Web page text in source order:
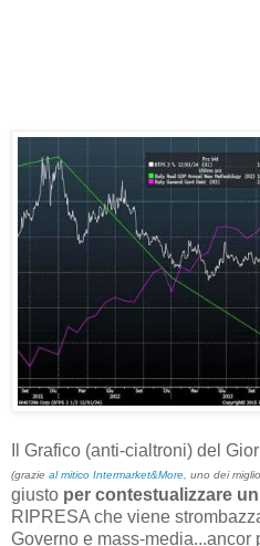
Il Grafico (anti-cialtroni) del
(grazie al mitico Intermarket&More, uno dei
giusto per contestualizzare
RIPRESA che viene
Governo e mass-media...ancor